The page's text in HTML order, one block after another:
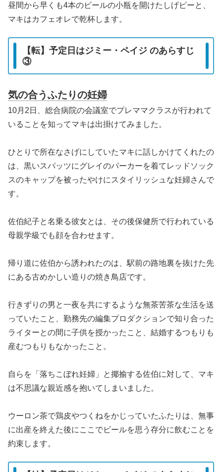
昼間から早くも4本のビールの小瓶を開けたしげピーと、
マキはカフェオレで乾杯します。
【転】予定日はジミー・ペイジ のあらすじ
③
気の合うふたりの妊婦
10月2日、総合病院の会議室でプレママクラスが行われて
いることを知ってマキは出掛けてみました。
ひとりで所在なさげにしていたマキに話しかけてくれたの
は、黒いスパッツにグレイのパーカーを着てレッドソック
スのキャップを被ったやけにスタイリッシュな妊婦さんで
す。
佐伯紀子と名乗る彼女とは、その後保健所で行われている
母親学級でも顔を合わせます。
帰り道に佐伯から誘われたのは、駅前の路地裏を抜けた先
にある古めかしい造りの焼き鳥店です。
行きずりの男と一夜を共にするような無茶苦茶な生活を送
っていたこと、勤務先の編集プロダクションで知り合った
ライターとの間に子供を授かったこと、結婚するつもりも
産むつもりもなかったこと。
自らを「落ちこぼれ妊婦」と揶揄する佐伯に対して、マキ
は不思議な親近感を抱いてしまいました。
ウーロン茶で鶏皮やつくねをかじっていたふたりは、無事
に出産を終えた後にここでビールを思う存分に飲むことを
約束します。